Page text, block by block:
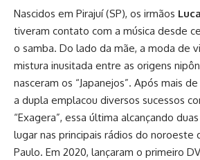
Nascidos em Pirajuí (SP), os irmãos
tiveram contato com a música desde
o samba. Do lado da mãe, a moda de
mistura inusitada entre as origens
nasceram os “Japanejos”. Após mais
a dupla emplacou diversos sucessos
“Exagera”, essa última alcançando
lugar nas principais rádios do noroeste
Paulo. Em 2020, lançaram o primeiro